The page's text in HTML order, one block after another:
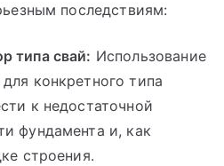
последствиям:
типа свай: Использование
конкретного типа
к недостаточной
фундамента и, как
строения.